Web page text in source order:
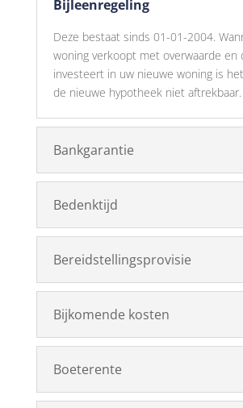
Bijleenregeling
Deze bestaat sinds 01-01-2004.
woning verkoopt met overwaarde en
investeert in uw nieuwe woning is
de nieuwe hypotheek niet aftrekbaar.
Bankgarantie
Bedenktijd
Bereidstellingsprovisie
Bijkomende kosten
Boeterente